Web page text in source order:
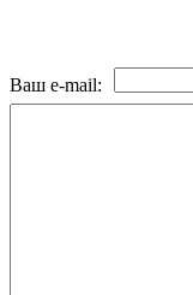
Ваш e-mail: